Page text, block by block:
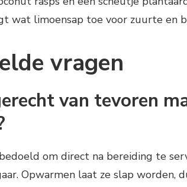
wat limoensap toe voor zuurte en
vragen
van tevoren
om direct na bereiding te
Opwarmen laat ze slap worden,